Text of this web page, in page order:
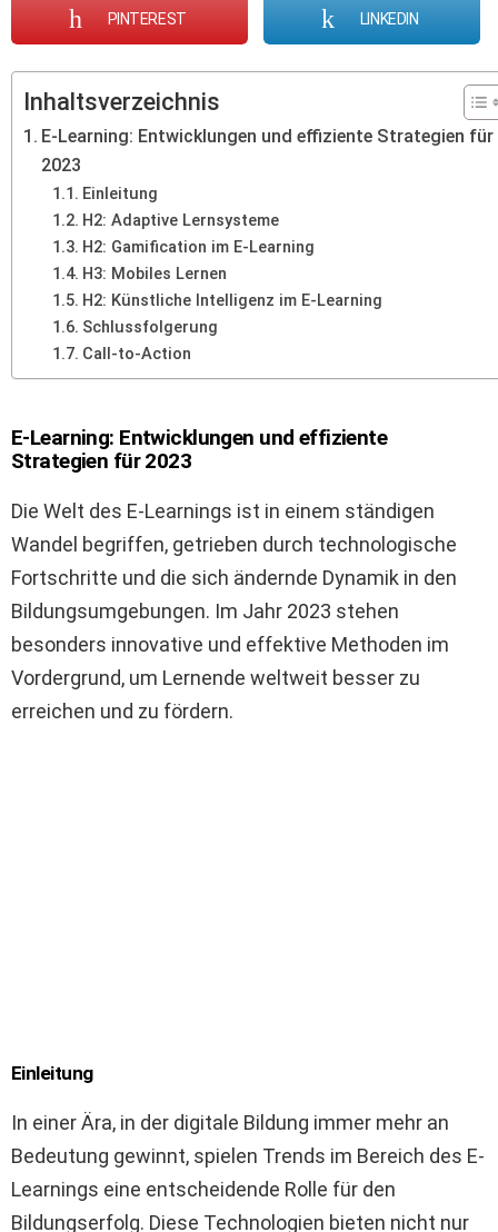
PINTEREST LINKEDIN
Inhaltsverzeichnis
E-Learning: Entwicklungen und effiziente Strategien für
2023
Einleitung
H2: Adaptive Lernsysteme
H2: Gamification im E-Learning
H3: Mobiles Lernen
H2: Künstliche Intelligenz im E-Learning
Schlussfolgerung
Call-to-Action
E-Learning: Entwicklungen und effiziente
Strategien für 2023
Die Welt des E-Learnings ist in einem ständigen
Wandel begriffen, getrieben durch technologische
Fortschritte und die sich ändernde Dynamik in den
Bildungsumgebungen. Im Jahr 2023 stehen
besonders innovative und effektive Methoden im
Vordergrund, um Lernende weltweit besser zu
erreichen und zu fördern.
Einleitung
In einer Ära, in der digitale Bildung immer mehr an
Bedeutung gewinnt, spielen Trends im Bereich des E-
Learnings eine entscheidende Rolle für den
Bildungserfolg. Diese Technologien bieten nicht nur